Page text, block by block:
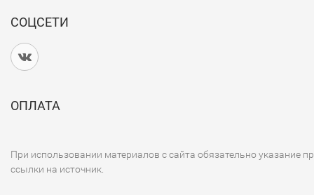
СОЦСЕТИ
ОПЛАТА
При использовании материалов с сайта обязательно указание
ссылки на источник.